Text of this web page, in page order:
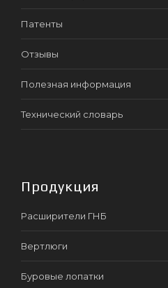
Патенты
Отзывы
Полезная информация
Технический словарь
Продукция
Расширители ГНБ
Вертлюги
Буровые лопатки